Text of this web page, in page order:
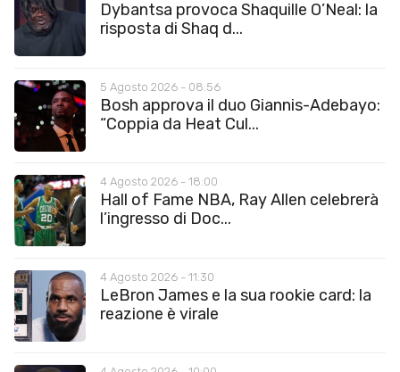
Dybantsa provoca Shaquille O’Neal: la
risposta di Shaq d...
5 Agosto 2026 - 08:56
Bosh approva il duo Giannis-Adebayo:
“Coppia da Heat Cul...
4 Agosto 2026 - 18:00
Hall of Fame NBA, Ray Allen celebrerà
l’ingresso di Doc...
4 Agosto 2026 - 11:30
LeBron James e la sua rookie card: la
reazione è virale